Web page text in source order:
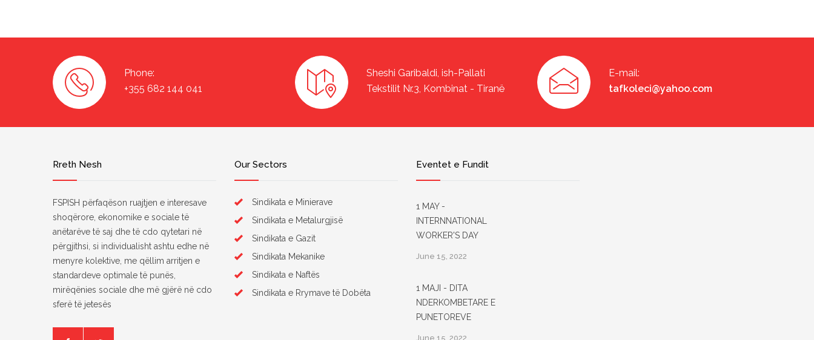
Phone:
+355 682 144 041
Sheshi Garibaldi, ish-Pallati
Tekstilit Nr.3, Kombinat - Tiranë
E-mail:
tafkoleci@yahoo.com
Rreth Nesh
FSPISH përfaqëson ruajtjen e interesave
shoqërore, ekonomike e sociale të
anëtarëve të saj dhe të cdo qytetari në
përgjithsi, si individualisht ashtu edhe në
menyre kolektive, me qëllim arritjen e
standardeve optimale të punës,
mirëqënies sociale dhe më gjërë në cdo
sferë të jetesës
Our Sectors
Sindikata e Minierave
Sindikata e Metalurgjisë
Sindikata e Gazit
Sindikata Mekanike
Sindikata e Naftës
Sindikata e Rrymave të Dobëta
Eventet e Fundit
1 MAY -
INTERNNATIONAL
WORKER'S DAY
June 15, 2022
1 MAJI - DITA
NDERKOMBETARE E
PUNETOREVE
June 15, 2022